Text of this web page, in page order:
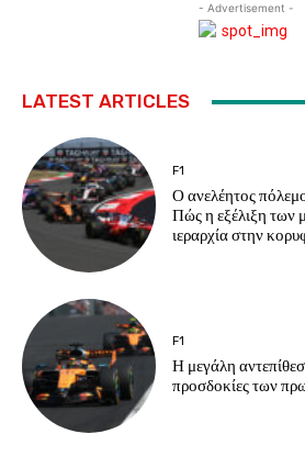
- Advertisement -
LATEST ARTICLES
F1
Ο ανελέητος
Πώς η εξέλιξη των
ιεραρχία στην
F1
Η μεγάλη
προσδοκίες των